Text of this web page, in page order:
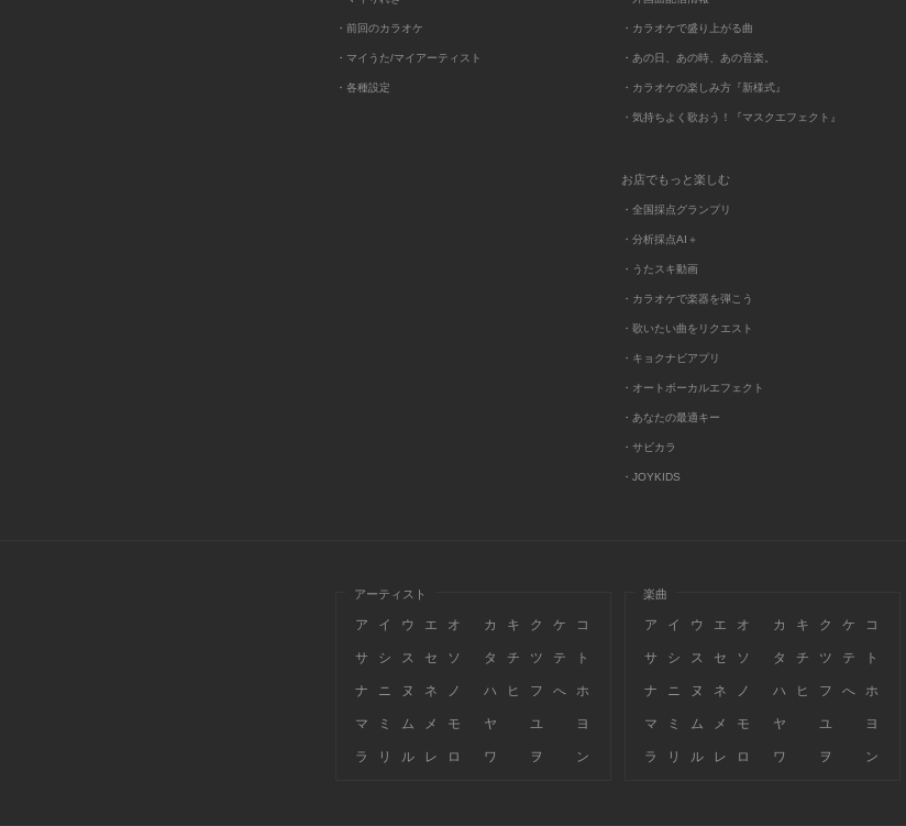
・前回のカラオケ
・マイうた/マイアーティスト
・各種設定
・カラオケで盛り上がる曲
・あの日、あの時、あの音楽。
・カラオケの楽しみ方『新様式』
・気持ちよく歌おう！『マスクエフェクト』
お店でもっと楽しむ
・全国採点グランプリ
・分析採点AI＋
・うたスキ動画
・カラオケで楽器を弾こう
・歌いたい曲をリクエスト
・キョクナビアプリ
・オートボーカルエフェクト
・あなたの最適キー
・サビカラ
・JOYKIDS
アーティスト
ア イ ウ エ オ カ キ ク ケ コ
サ シ ス セ ソ タ チ ツ テ ト
ナ ニ ヌ ネ ノ ハ ヒ フ へ ホ
マ ミ ム メ モ ヤ ユ ヨ
ラ リ ル レ ロ ワ ヲ ン
楽曲
ア イ ウ エ オ カ キ ク ケ コ
サ シ ス セ ソ タ チ ツ テ ト
ナ ニ ヌ ネ ノ ハ ヒ フ へ ホ
マ ミ ム メ モ ヤ ユ ヨ
ラ リ ル レ ロ ワ ヲ ン